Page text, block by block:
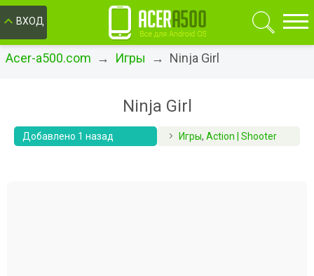
ВХОД
Acer-a500.com → Игры → Ninja Girl
Ninja Girl
Добавлено 1 назад Игры, Action | Shooter